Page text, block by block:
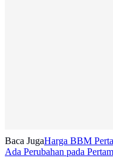
Baca JugaHarga BBM
Ada Perubahan pada